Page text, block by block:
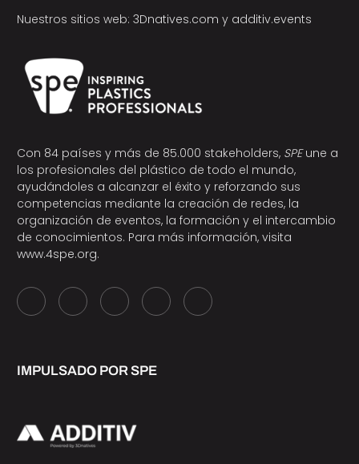
Nuestros sitios web: 3Dnatives.com y additiv.events
Con 84 países y más de 85.000 stakeholders, SPEune a
los profesionales del plástico de todo el mundo,
ayudándoles a alcanzar el éxito y reforzando sus
competencias mediante la creación de redes, la
organización de eventos, la formación y el intercambio
de conocimientos. Para más información, visita
www.4spe.org.
IMPULSADO POR SPE